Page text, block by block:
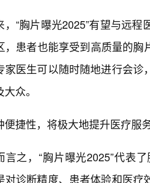
，“胸片曝光2025”有望与远
，患者也能享受到高质量的
家医生可以随时随地进行会
众。
便捷性，将极大地提升医疗服
言之，“胸片曝光2025”代表
对诊断精度、患者体验和医